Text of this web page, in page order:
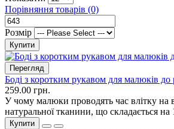
Порівняння товарів (0)
Розмір
Купити
Перегляд
Боді з коротким рукавом для малюків
259.00 грн.
У чому малюки проводять час влітку
натуральної тканини, що складається
Купити